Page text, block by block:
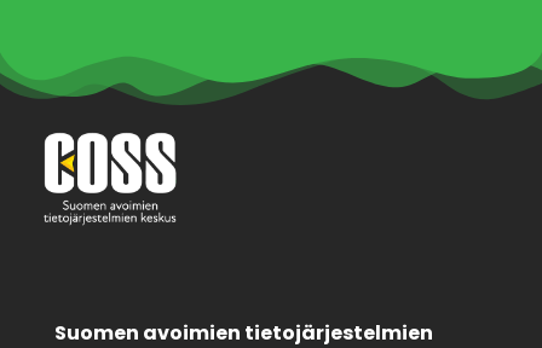
Suomen avoimien tietojärjestelmien